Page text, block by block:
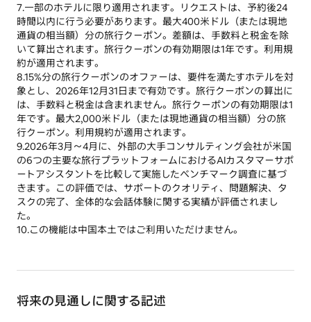
7.一部のホテルに限り適用されます。リクエストは、予約後24
時間以内に行う必要があります。最大400米ドル（または現地
通貨の相当額）分の旅行クーポン。差額は、手数料と税金を除
いて算出されます。旅行クーポンの有効期限は1年です。利用規
約が適用されます。
8.15%分の旅行クーポンのオファーは、要件を満たすホテルを対
象とし、2026年12月31日まで有効です。旅行クーポンの算出に
は、手数料と税金は含まれません。旅行クーポンの有効期限は1
年です。最大2,000米ドル（または現地通貨の相当額）分の旅
行クーポン。利用規約が適用されます。
9.2026年3月～4月に、外部の大手コンサルティング会社が米国
の6つの主要な旅行プラットフォームにおけるAIカスタマーサポ
ートアシスタントを比較して実施したベンチマーク調査に基づ
きます。この評価では、サポートのクオリティ、問題解決、タ
スクの完了、全体的な会話体験に関する実績が評価されまし
た。
10.この機能は中国本土ではご利用いただけません。
将来の見通しに関する記述